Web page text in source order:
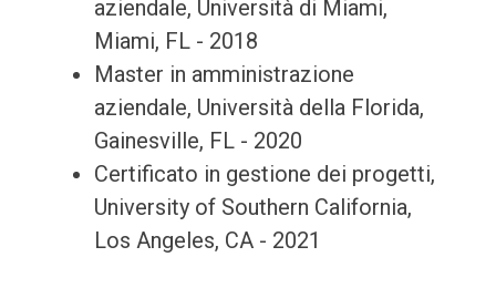
aziendale, Università di Miami,
Miami, FL - 2018
Master in amministrazione
aziendale, Università della Florida,
Gainesville, FL - 2020
Certificato in gestione dei progetti,
University of Southern California,
Los Angeles, CA - 2021